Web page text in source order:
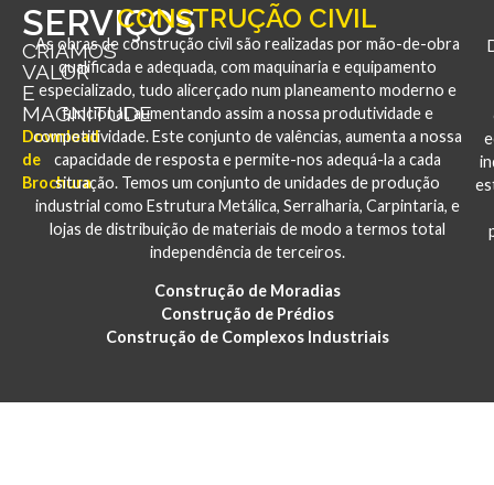
SERVIÇOS
CRIAMOS
VALOR
E
MAGNITUDE
Download
de
Brochura
CONSTRUÇÃO CIVIL
As obras de construção civil são realizadas por mão-de-obra
qualificada e adequada, com maquinaria e equipamento
especializado, tudo alicerçado num planeamento moderno e
funcional, aumentando assim a nossa produtividade e
competitividade. Este conjunto de valências, aumenta a nossa
capacidade de resposta e permite-nos adequá-la a cada
situação. Temos um conjunto de unidades de produção
industrial como Estrutura Metálica, Serralharia, Carpintaria, e
lojas de distribuição de materiais de modo a termos total
independência de terceiros.
Construção de Moradias
Construção de Prédios
Construção de Complexos Industriais